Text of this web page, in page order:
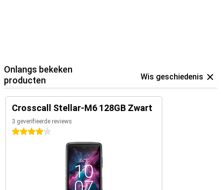
Onlangs bekeken
producten
Wis geschiedenis
Crosscall Stellar-M6 128GB Zwart
3 geverifieerde reviews
4 sterren